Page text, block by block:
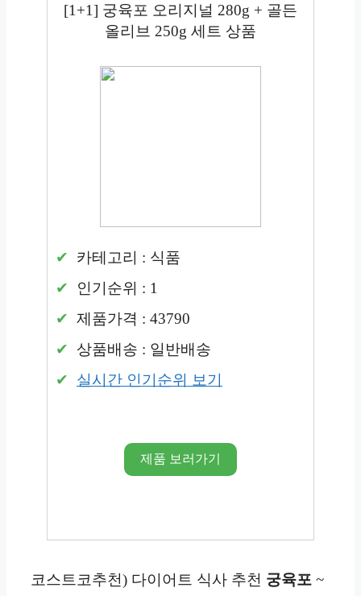
[1+1] 궁육포 오리지널 280g + 골든
올리브 250g 세트 상품
카테고리 : 식품
인기순위 : 1
제품가격 : 43790
상품배송 : 일반배송
실시간 인기순위 보기
제품 보러가기
코스트코추천) 다이어트 식사 추천 궁육포 ~